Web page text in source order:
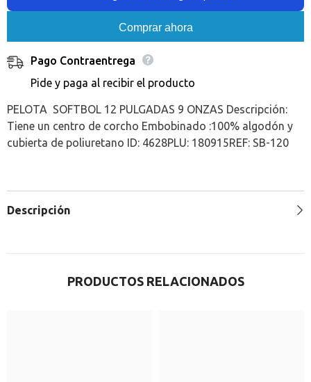
Comprar ahora
Pago Contraentrega
Pide y paga al recibir el producto
PELOTA SOFTBOL 12 PULGADAS 9 ONZAS Descripción:
Tiene un centro de corcho Embobinado :100% algodón y
cubierta de poliuretano ID: 4628PLU: 180915REF: SB-120
Descripción
PRODUCTOS RELACIONADOS